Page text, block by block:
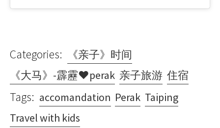
Categories:
《亲子》时间
《大马》-霹靂♥perak 亲子旅游 住宿
Tags: accomandation Perak Taiping
Travel with kids